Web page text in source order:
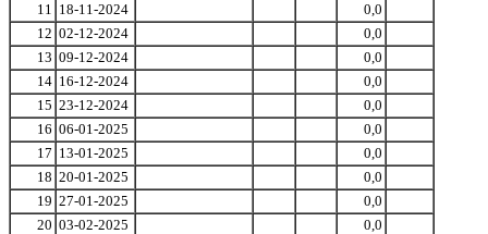
11 18-11-2024
0,0
12 02-12-2024
0,0
13 09-12-2024
0,0
14 16-12-2024
0,0
15 23-12-2024
0,0
16 06-01-2025
0,0
17 13-01-2025
0,0
18 20-01-2025
0,0
19 27-01-2025
0,0
20 03-02-2025
0,0